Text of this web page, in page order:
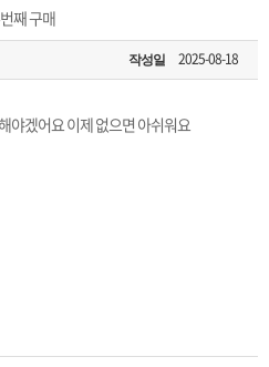
] 집 밖에 주소로 택배 받기
입금확인이 안되는 상황을 대비해 꼭 입금후 고객센터 연락바랍니다.
배송 및 휴무 안내
째 구매
작성일 2025-08-18
야겠어요 이제 없으면 아쉬워요